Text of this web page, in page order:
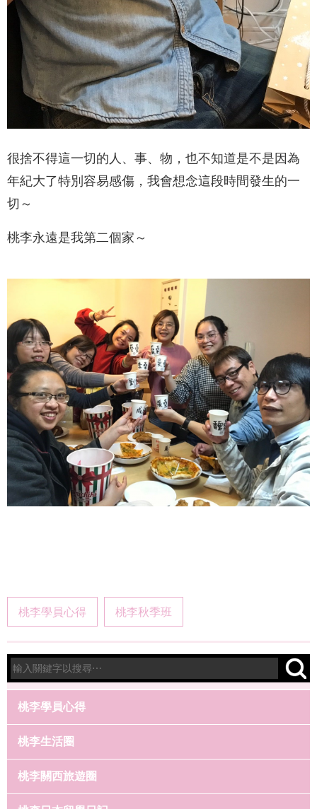
很捨不得這一切的人、事、物，也不知道是不是因為
年紀大了特別容易感傷，我會想念這段時間發生的一
切～
桃李永遠是我第二個家～
桃李學員心得 桃李秋季班
桃李學員心得
桃李生活圈
桃李關西旅遊圈